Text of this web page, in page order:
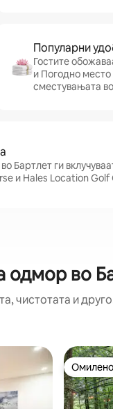
Популарни
Гостите
и Погодно место
сместувањата
Бартлет ги
и Hales Location Golf
одмор во
чистотата и
гостите“ Омилено